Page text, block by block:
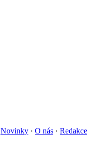
Novinky · O nás · Redakce